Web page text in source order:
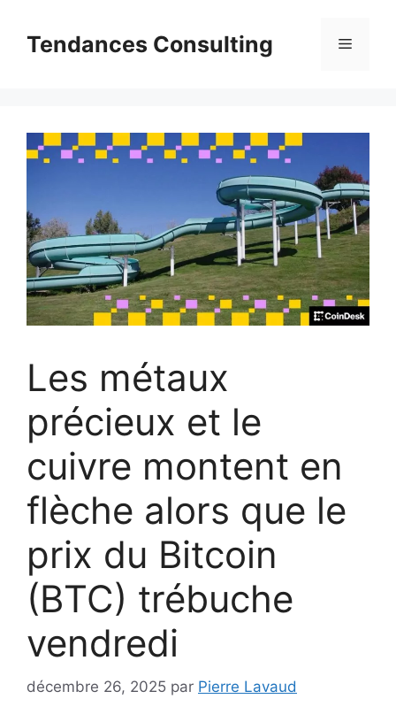
contenuTendances Consulting Menu
Les métaux
précieux et le
cuivre montent en
flèche alors que le
prix du Bitcoin
(BTC) trébuche
vendredi
décembre 26, 2025 par Pierre Lavaud